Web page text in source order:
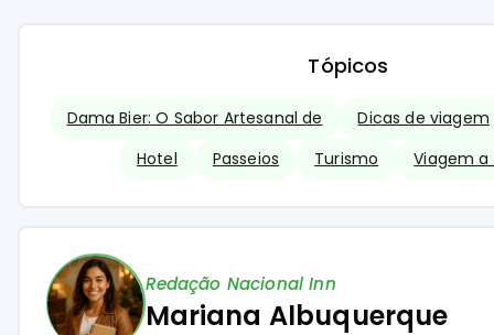
Tópicos
Dama Bier: O Sabor Artesanal de
Dicas de viagem
Hotel
Passeios Turismo Viagem
Redação Nacional Inn
Mariana Albuquerque